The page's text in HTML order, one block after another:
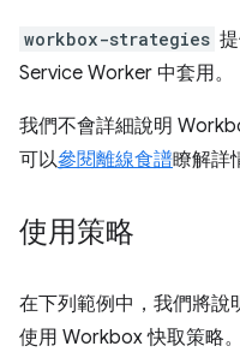
workbox-strategies
Service Worker 中套用。
我們不會詳細說明
可以參閱離線食譜瞭解詳
使用策略
在下列範例中，我們將說
使用 Workbox 快取策略